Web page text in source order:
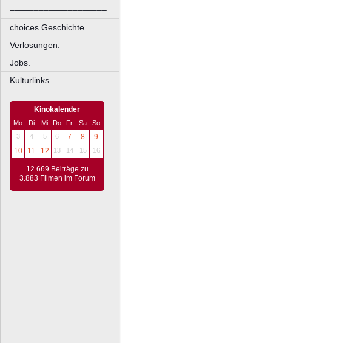
––––––––––––––––––––
choices Geschichte.
Verlosungen.
Jobs.
Kulturlinks
Kinokalender
Mo Di Mi Do Fr Sa
So
3
4 5 6 7 8
9
10
11 12 13 14 15 16
12.669 Beiträge zu
3.883 Filmen im Forum